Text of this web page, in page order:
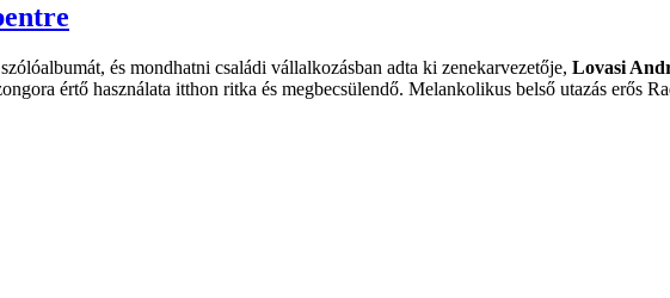
és mondhatni családi vállalkozásban adta ki zenekarvezetője, Lovasi
értő használata itthon ritka és megbecsülendő. Melankolikus belső utazás erős